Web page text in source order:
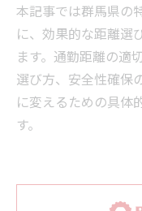
本記事では群馬県の
に、効果的な距離選
ます。通勤距離の適
選び方、安全性確保
に変えるための具体
す。